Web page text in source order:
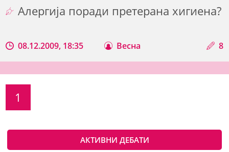
Алергија поради претерана хигиена?
08.12.2009, 18:35 Весна 8
1
АКТИВНИ ДЕБАТИ